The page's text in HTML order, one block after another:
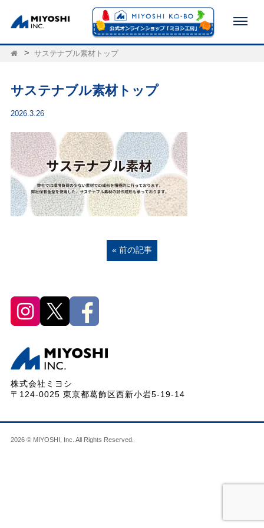
サステナブル素材トップ
サステナブル素材トップ
2026.3.26
« 前の記事
株式会社ミヨシ
〒124-0025 東京都葛飾区西新小岩5-19-14
2026 © MIYOSHI, Inc. All Rights Reserved.